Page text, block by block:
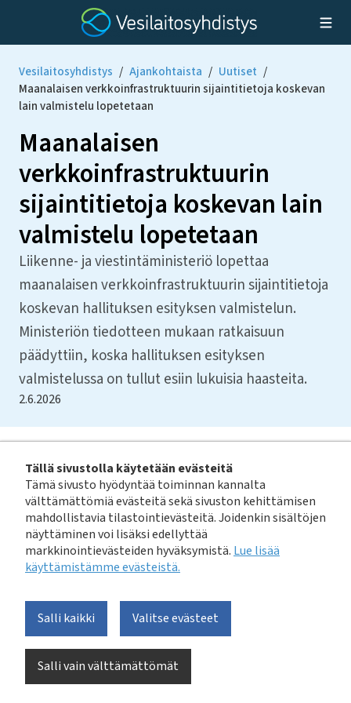
Tällä sivustolla käytetään evästeitä
Tämä sivusto hyödyntää toiminnan kannalta
välttämättömiä evästeitä sekä sivuston kehittämisen
mahdollistavia tilastointievästeitä. Joidenkin sisältöjen
näyttäminen voi lisäksi edellyttää
markkinointievästeiden hyväksymistä. Lue lisää
käyttämistämme evästeistä.​​​​​​
Salli kaikki
Salli vain välttämättömät
Valitse evästeet
Vesilaitosyhdistys / Ajankohtaista / Uutiset /
Maanalaisen verkkoinfrastruktuurin sijaintitietoja koskevan
lain valmistelu lopetetaan
Maanalaisen
verkkoinfrastruktuurin
sijaintitietoja koskevan lain
valmistelu lopetetaan
Liikenne- ja viestintäministeriö lopettaa
maanalaisen verkkoinfrastruktuurin sijaintitietoja
koskevan hallituksen esityksen valmistelun.
Ministeriön tiedotteen mukaan ratkaisuun
päädyttiin, koska hallituksen esityksen
valmistelussa on tullut esiin lukuisia haasteita.
2.6.2026
Voit lukea alkuperäisen tiedotteen ministeriön
verkkopalvelusta tästä linkistä:Maanalaisen
verkkoinfrastruktuurin sijaintitietoja koskevan lain
valmistelu lopetetaan - Liikenne- ja viestintäministeriö
Lain valmistelun aikana on myös selvinnyt, että
hankkeen kustannukset olisivat suuremmat kuin
hankkeesta odotetut hyödyt.
Lain tarkoituksena oli mahdollistaa maanalaisen
selvittäminen. Tällä kaudella tehty valmistelutyö on